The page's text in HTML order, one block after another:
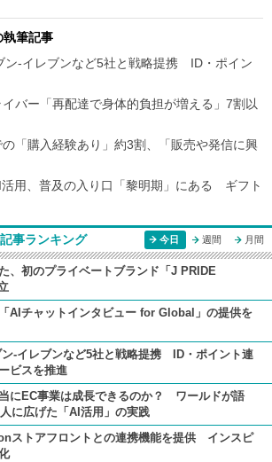
執筆記事
ン-イレブンなど5社と戦略提携 ID・ポイン
バー「再配達で身体的負担が増える」7割以
「購入経験あり」約3割、「販売や発信に興
用、普及の入り口「黎明期」にある ギフト
事ランキング 今日 週間 月間
、初のプライベートブランド「J PRIDE
AIチャットインタビュー for Global」の提供を
ン-イレブンなど5社と戦略提携 ID・ポイント連
ビスを推進
にEC事業は成長できるのか？ ワールドが語
に広げた「AI活用」の実践
ストアフロントとの連携機能を提供 インスピ